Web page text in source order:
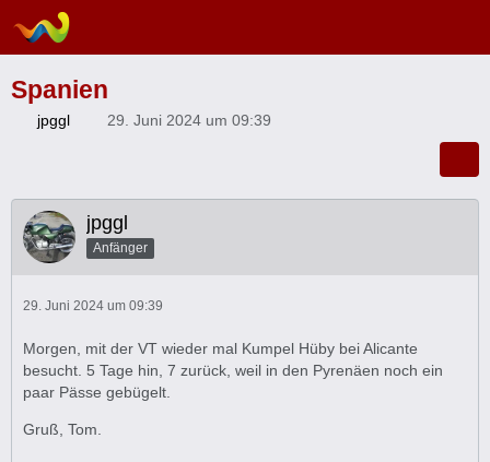
Spanien
jpggl 29. Juni 2024 um 09:39
jpggl
Anfänger
29. Juni 2024 um 09:39
Morgen, mit der VT wieder mal Kumpel Hüby bei Alicante
besucht. 5 Tage hin, 7 zurück, weil in den Pyrenäen noch ein
paar Pässe gebügelt.
Gruß, Tom.